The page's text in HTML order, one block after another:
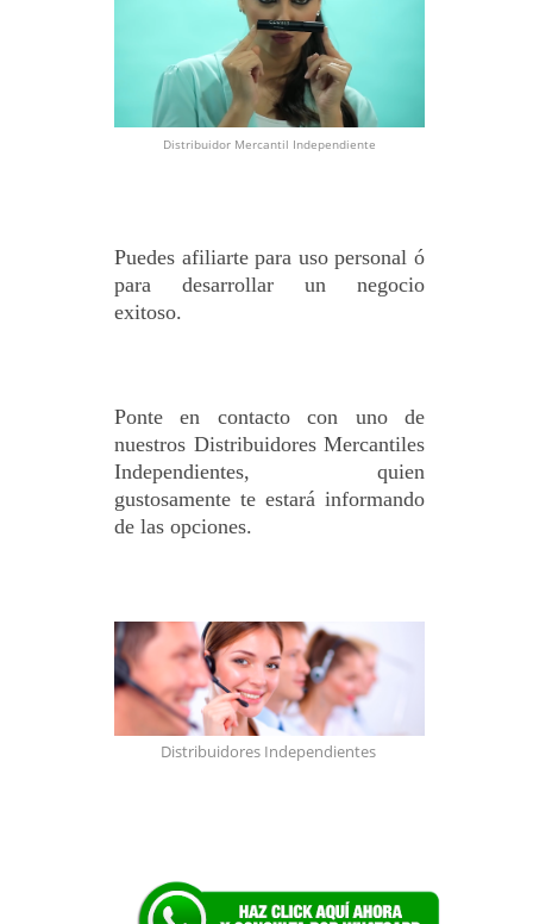
Distribuidor Mercantil Independiente
Puedes afiliarte para uso personal ó
para desarrollar un negocio
exitoso.
Ponte en contacto con uno de
nuestros Distribuidores Mercantiles
Independientes, quien
gustosamente te estará informando
de las opciones.
Distribuidores Independientes